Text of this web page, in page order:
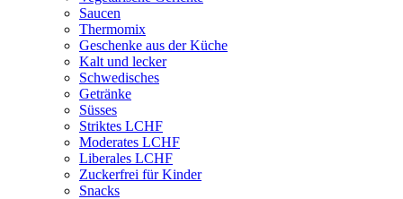
Saucen
Thermomix
Geschenke aus der Küche
Kalt und lecker
Schwedisches
Getränke
Süsses
Striktes LCHF
Moderates LCHF
Liberales LCHF
Zuckerfrei für Kinder
Snacks